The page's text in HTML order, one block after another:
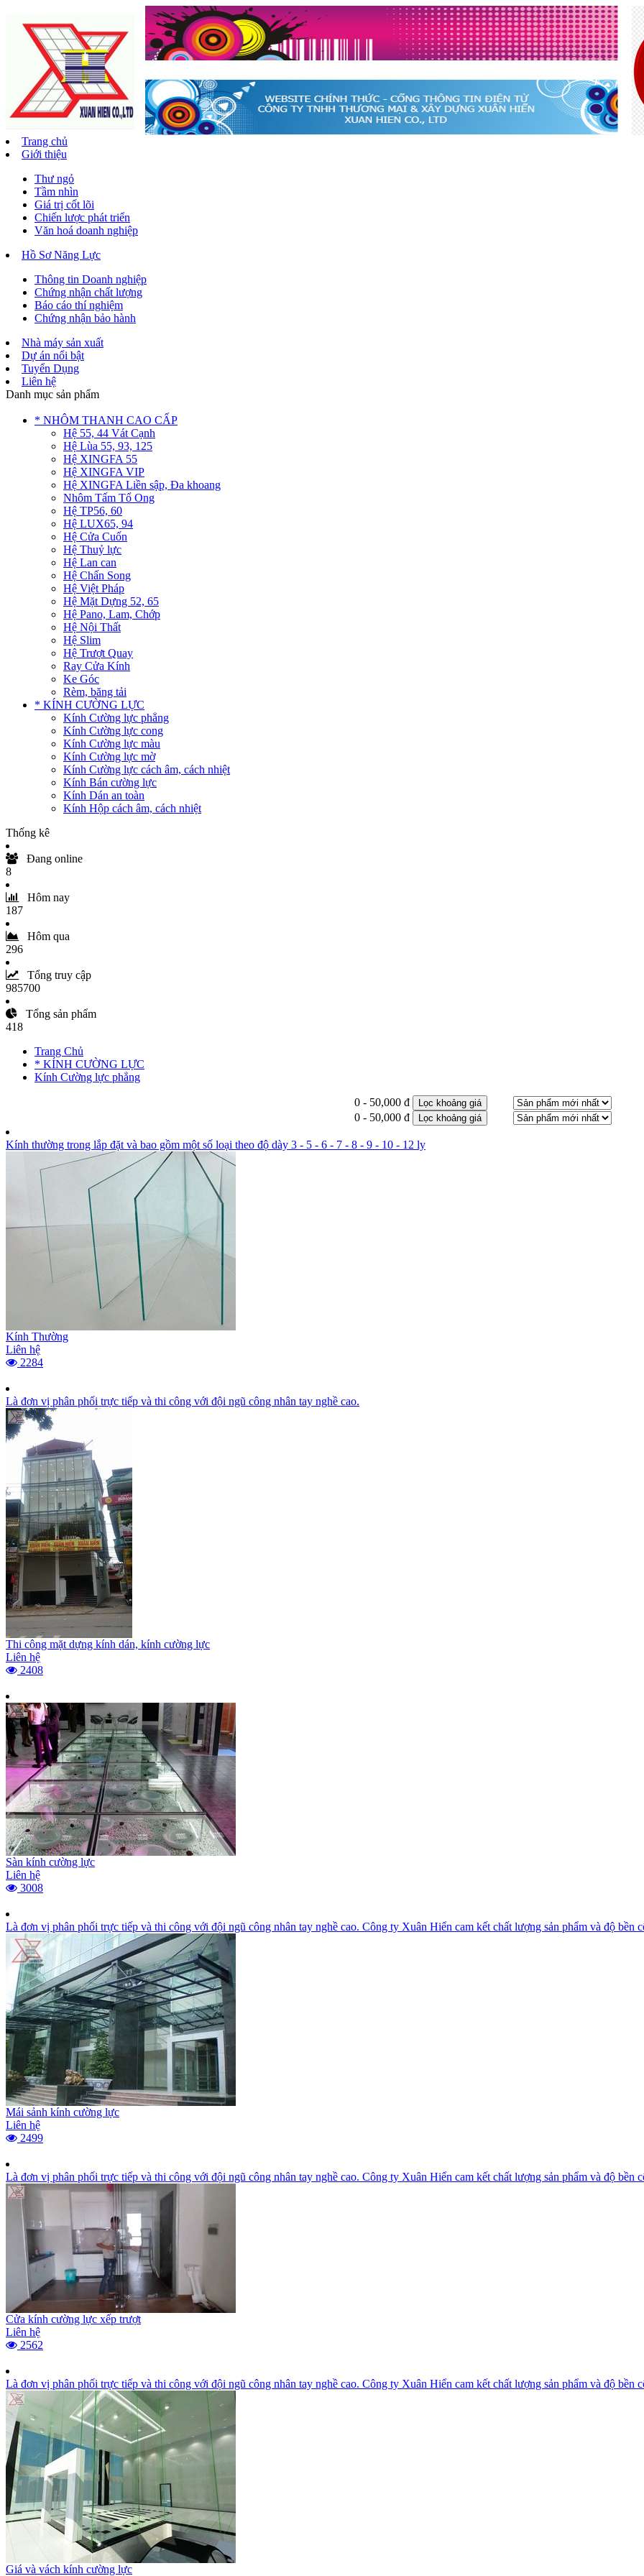
Trang chủ
Giới thiệu
Thư ngỏ
Tầm nhìn
Giá trị cốt lõi
Chiến lược phát triển
Văn hoá doanh nghiệp
Hồ Sơ Năng Lực
Thông tin Doanh nghiệp
Chứng nhận chất lượng
Báo cáo thí nghiệm
Chứng nhận bảo hành
Nhà máy sản xuất
Dự án nổi bật
Tuyển Dụng
Liên hệ
Danh mục sản phẩm
* NHÔM THANH CAO CẤP
Hệ 55, 44 Vát Cạnh
Hệ Lùa 55, 93, 125
Hệ XINGFA 55
Hệ XINGFA VIP
Hệ XINGFA Liền sập, Đa khoang
Nhôm Tấm Tổ Ong
Hệ TP56, 60
Hệ LUX65, 94
Hệ Cửa Cuốn
Hệ Thuỷ lực
Hệ Lan can
Hệ Chấn Song
Hệ Việt Pháp
Hệ Mặt Dựng 52, 65
Hệ Pano, Lam, Chớp
Hệ Nội Thất
Hệ Slim
Hệ Trượt Quay
Ray Cửa Kính
Ke Góc
Rèm, băng tải
* KÍNH CƯỜNG LỰC
Kính Cường lực phẳng
Kính Cường lực cong
Kính Cường lực màu
Kính Cường lực mờ
Kính Cường lực cách âm, cách nhiệt
Kính Bán cường lực
Kính Dán an toàn
Kính Hộp cách âm, cách nhiệt
Thống kê
Đang online
8
Hôm nay
187
Hôm qua
296
Tổng truy cập
985700
Tổng sản phẩm
418
Trang Chủ
* KÍNH CƯỜNG LỰC
Kính Cường lực phẳng
0 - 50,000 đ Lọc khoảng giá
0 - 50,000 đ Lọc khoảng giá
Kính thường trong lắp đặt và bao gồm một số loại theo độ dày 3 - 5 - 6 - 7 - 8 - 9 - 10 - 12 ly
Kính Thường
Liên hệ
2284
Là đơn vị phân phối trực tiếp và thi công với đội ngũ công nhân tay nghề cao.
Thi công mặt dựng kính dán, kính cường lực
Liên hệ
2408
Sàn kính cường lực
Liên hệ
3008
Là đơn vị phân phối trực tiếp và thi công với đội ngũ công nhân tay nghề cao. Công ty Xuân Hiển cam kết chất lượng sản phẩm và độ bền
Mái sảnh kính cường lực
Liên hệ
2499
Là đơn vị phân phối trực tiếp và thi công với đội ngũ công nhân tay nghề cao. Công ty Xuân Hiển cam kết chất lượng sản phẩm và độ bền
Cửa kính cường lực xếp trượt
Liên hệ
2562
Là đơn vị phân phối trực tiếp và thi công với đội ngũ công nhân tay nghề cao. Công ty Xuân Hiển cam kết chất lượng sản phẩm và độ bền
Giá và vách kính cường lực